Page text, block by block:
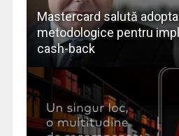
Mastercard salută
metodologice pentru
cash-back